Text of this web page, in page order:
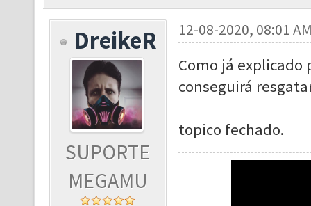
DreikeR
SUPORTE
MEGAMU
12-08-2020, 08:01
Como já explicado
conseguirá
topico fechado.